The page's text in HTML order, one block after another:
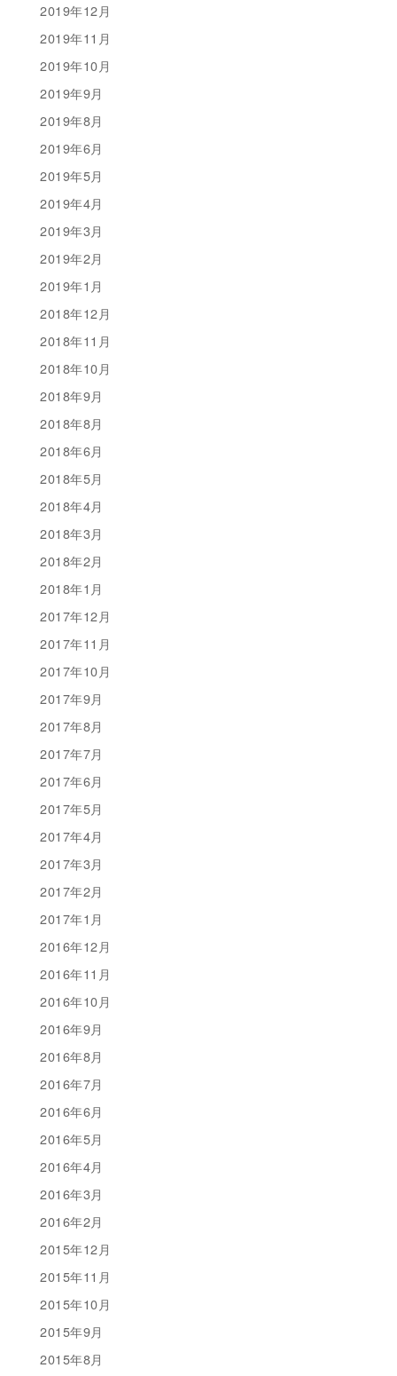
2019年12月
2019年11月
2019年10月
2019年9月
2019年8月
2019年6月
2019年5月
2019年4月
2019年3月
2019年2月
2019年1月
2018年12月
2018年11月
2018年10月
2018年9月
2018年8月
2018年6月
2018年5月
2018年4月
2018年3月
2018年2月
2018年1月
2017年12月
2017年11月
2017年10月
2017年9月
2017年8月
2017年7月
2017年6月
2017年5月
2017年4月
2017年3月
2017年2月
2017年1月
2016年12月
2016年11月
2016年10月
2016年9月
2016年8月
2016年7月
2016年6月
2016年5月
2016年4月
2016年3月
2016年2月
2015年12月
2015年11月
2015年10月
2015年9月
2015年8月